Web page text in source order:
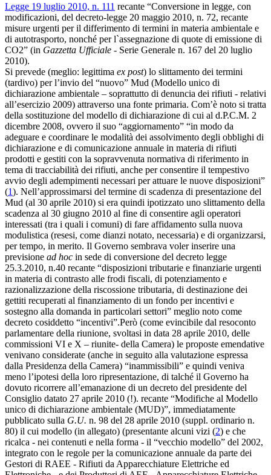
Legge 19 luglio 2010, n. 111 recante “Conversione in legge, con
modificazioni, del decreto-legge 20 maggio 2010, n. 72, recante
misure urgenti per il differimento di termini in materia ambientale e
di autotrasporto, nonché per l`assegnazione di quote di emissione di
CO2” (in Gazzetta Ufficiale - Serie Generale n. 167 del 20 luglio
2010).
Si prevede (meglio: legittima ex post) lo slittamento dei termini
(tardivo) per l’invio del “nuovo” Mud (Modello unico di
dichiarazione ambientale – soprattutto di denuncia dei rifiuti - relativi
all’esercizio 2009) attraverso una fonte primaria. Com’è noto si tratta
della sostituzione del modello di dichiarazione di cui al d.P.C.M. 2
dicembre 2008, ovvero il suo “aggiornamento” “in modo da
adeguare e coordinare le modalità dei assolvimento degli obblighi di
dichiarazione e di comunicazione annuale in materia di rifiuti
prodotti e gestiti con la sopravvenuta normativa di riferimento in
tema di tracciabilità dei rifiuti, anche per consentire il tempestivo
avvio degli adempimenti necessari per attuare le nuove disposizioni”
(1). Nell’approssimarsi del termine di scadenza di presentazione del
Mud (al 30 aprile 2010) si era quindi ipotizzato uno slittamento della
scadenza al 30 giugno 2010 al fine di consentire agli operatori
interessati (tra i quali i comuni) di fare affidamento sulla nuova
modulistica (resesi, come dianzi notato, necessaria) e di organizzarsi,
per tempo, in merito. Il Governo sembrava voler inserire una
previsione ad hoc in sede di conversione del decreto legge
25.3.2010, n.40 recante “disposizioni tributarie e finanziarie urgenti
in materia di contrasto alle frodi fiscali, di potenziamento e
razionalizzazione della riscossione tributaria, di destinazione dei
gettiti recuperati al finanziamento di un fondo per incentivi e
sostegno alla domanda in particolari settori” meglio noto come
decreto cosiddetto “incentivi”.Però (come evincibile dal resoconto
parlamentare della riunione, svoltasi in data 28 aprile 2010, delle
commissioni VI e X – riunite- della Camera) le proposte emendative
venivano considerate (anche in seguito alla valutazione espressa
dalla Presidenza della Camera) “inammissibili” e quindi veniva
meno l’ipotesi della loro ripresentazione, di talché il Governo ha
dovuto ricorrere all’emanazione di un decreto del presidente del
Consiglio datato 27 aprile 2010 (!). recante “Modifiche al Modello
unico di dichiarazione ambientale (MUD)”, immediatamente
pubblicato sulla G.U. n. 98 del 28 aprile 2010 (suppl. ordinario n.
80) il cui modello (in allegato) (presentante alcuni vizi (2) e che
ricalca - nei contenuti e nella forma - il “vecchio modello” del 2002,
integrato con le regole per la comunicazione annuale da parte dei
Gestori di RAEE - Rifiuti da Apparecchiature Elettriche ed